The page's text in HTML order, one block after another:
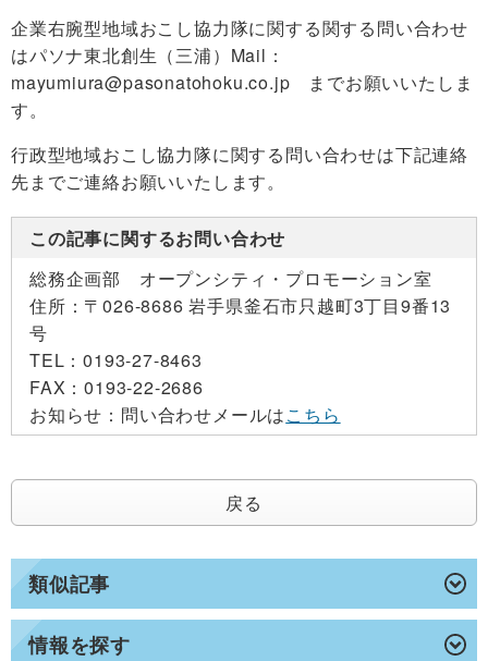
類似記事
情報を探す
企業右腕型地域おこし協力隊に関する関する問い合わせ
はパソナ東北創生（三浦）Mail：
mayumiura@pasonatohoku.co.jp までお願いいたしま
す。
行政型地域おこし協力隊に関する問い合わせは下記連絡
先までご連絡お願いいたします。
この記事に関するお問い合わせ
総務企画部 オープンシティ・プロモーション室
住所： 〒026-8686 岩手県釜石市只越町3丁目9番13
号
TEL：0193-27-8463
FAX：0193-22-2686
お知らせ： 問い合わせメールはこちら
戻る